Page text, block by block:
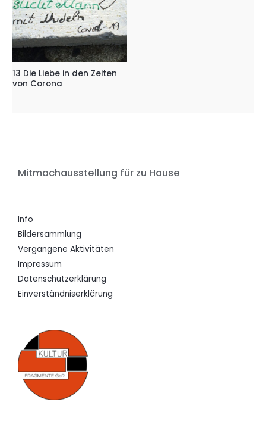
13 Die Liebe in den Zeiten
von Corona
Mitmachausstellung für zu Hause
Info
Bildersammlung
Vergangene Aktivitäten
Impressum
Datenschutzerklärung
Einverständniserklärung